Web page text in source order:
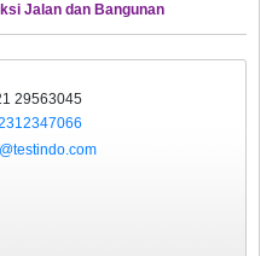
Jalan dan Bangunan
29563045